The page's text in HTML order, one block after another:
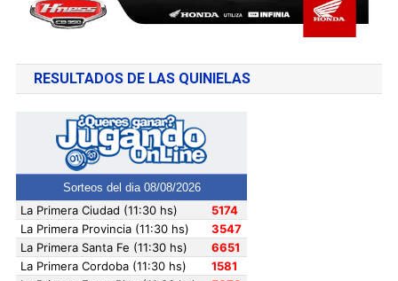
RESULTADOS DE LAS QUINIELAS